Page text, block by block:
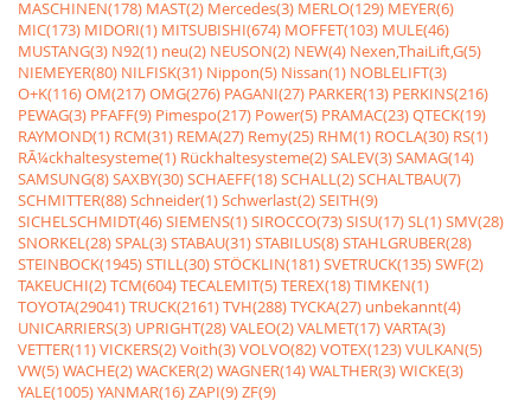
MASCHINEN(178) MAST(2) Mercedes(3) MERLO(129) MEYER(6)
MIC(173) MIDORI(1) MITSUBISHI(674) MOFFET(103) MULE(46)
MUSTANG(3) N92(1) neu(2) NEUSON(2) NEW(4) Nexen,ThaiLift,G(5)
NIEMEYER(80) NILFISK(31) Nippon(5) Nissan(1) NOBLELIFT(3)
O+K(116)OM(217)OMG(276) PAGANI(27) PARKER(13) PERKINS(216)
PEWAG(3) PFAFF(9) Pimespo(217) Power(5) PRAMAC(23)QTECK(19)
RAYMOND(1) RCM(31) REMA(27) Remy(25) RHM(1) ROCLA(30) RS(1)
RÃ¼ckhaltesysteme(1) Rückhaltesysteme(2)SALEV(3)SAMAG(14)
SAMSUNG(8)SAXBY(30)SCHAEFF(18)SCHALL(2)SCHALTBAU(7)
SCHMITTER(88)Schneider(1)Schwerlast(2)SEITH(9)
SICHELSCHMIDT(46)SIEMENS(1)SIROCCO(73)SISU(17)SL(1)SMV(28)
SNORKEL(28)SPAL(3)STABAU(31)STABILUS(8)STAHLGRUBER(28)
STEINBOCK(1945)STILL(30)STÖCKLIN(181)SVETRUCK(135)SWF(2)
TAKEUCHI(2)TCM(604)TECALEMIT(5)TEREX(18)TIMKEN(1)
TOYOTA(29041)TRUCK(2161)TVH(288)TYCKA(27) unbekannt(4)
UNICARRIERS(3) UPRIGHT(28)VALEO(2)VALMET(17)VARTA(3)
VETTER(11)VICKERS(2)Voith(3)VOLVO(82)VOTEX(123)VULKAN(5)
VW(5)WACHE(2)WACKER(2)WAGNER(14)WALTHER(3)WICKE(3)
YALE(1005)YANMAR(16)ZAPI(9)ZF(9)